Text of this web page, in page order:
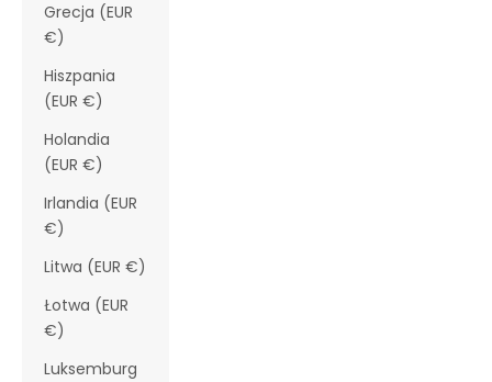
Grecja (EUR
€)
Hiszpania
(EUR €)
Holandia
(EUR €)
Irlandia (EUR
€)
Litwa (EUR €)
Łotwa (EUR
€)
Luksemburg